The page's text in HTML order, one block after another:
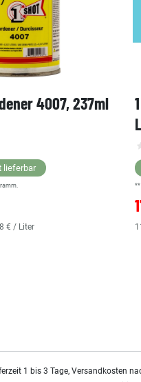
4007, 237ml
lieferbar
€ / Liter
**
1 bis 3 Tage, Versandkosten